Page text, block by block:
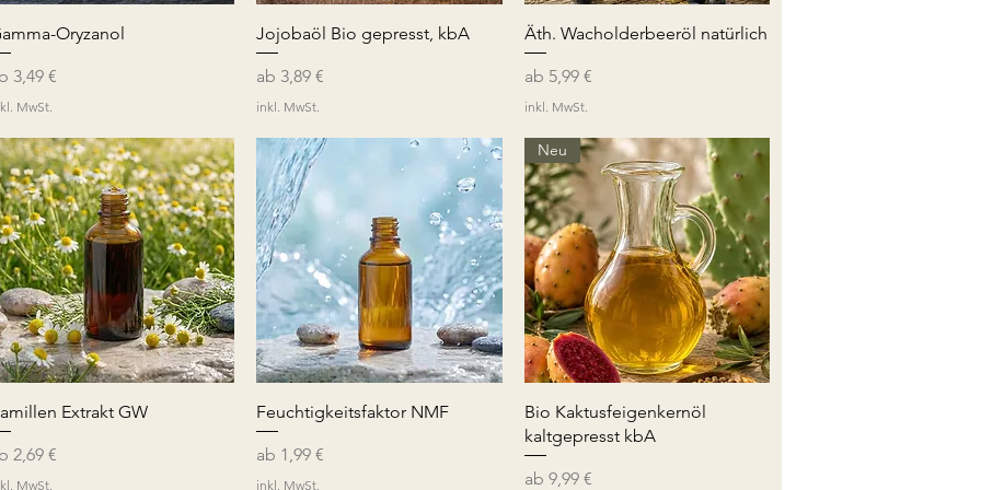
Schnellansicht
Oryzanol
3,49 €
Preis
MwSt.
Schnellansicht
Jojobaöl Bio gepresst, kbA
ab 3,89 €
Sale-Preis
inkl. MwSt.
Schnellansicht
Äth. Wacholderbeeröl natürlich
ab 5,99 €
Sale-Preis
inkl. MwSt.
Schnellansicht
Extrakt GW
2,69 €
Preis
MwSt.
Schnellansicht
Feuchtigkeitsfaktor NMF
ab 1,99 €
Sale-Preis
inkl. MwSt.
Schnellansicht
Neu
Bio Kaktusfeigenkernöl
kaltgepresst kbA
ab 9,99 €
Sale-Preis